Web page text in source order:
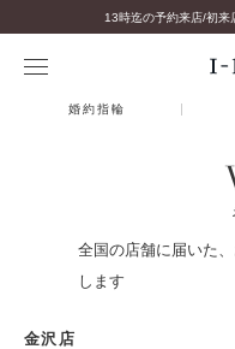
婚約指輪
全国の店舗に届いた
します
金沢店